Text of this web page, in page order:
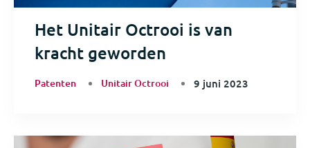
Het Unitair Octrooi is van
kracht geworden
Patenten Unitair Octrooi 9 juni 2023